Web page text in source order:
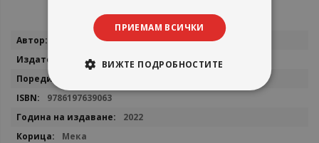
Повече
Робърт Дъгони
Benitorial
9786197639063
2022
Мека
ПРИЕМАМ ВСИЧКИ
ВИЖТЕ ПОДРОБНОСТИТЕ